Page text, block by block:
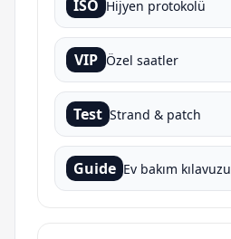
ISO Hijyen protokolü
VIP Özel saatler
Test Strand & patch
Guide Ev bakım kılavuzu